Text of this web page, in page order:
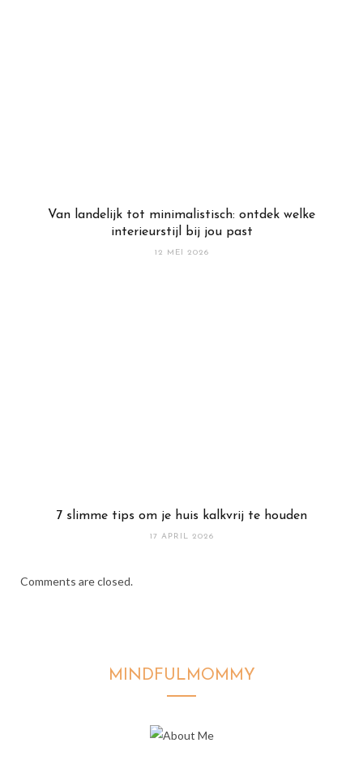
Van landelijk tot minimalistisch: ontdek welke
interieurstijl bij jou past
12 MEI 2026
7 slimme tips om je huis kalkvrij te houden
17 APRIL 2026
Comments are closed.
MINDFULMOMMY